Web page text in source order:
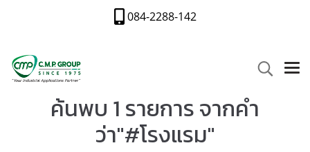
084-2288-142
ค้นพบ 1 รายการ จากคำ
ว่า"#โรงแรม"